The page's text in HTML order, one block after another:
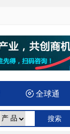
 全球通